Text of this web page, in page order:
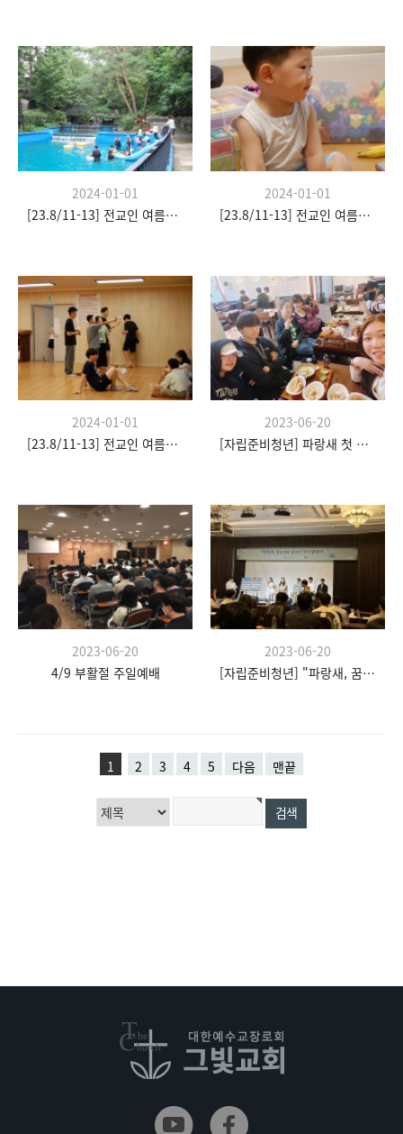
2024-01-01
[23.8/11-13] 전교인 여름수련회
2024-01-01
[23.8/11-13] 전교인 여름수련회
2024-01-01
[23.8/11-13] 전교인 여름수련회
2023-06-20
[자립준비청년] 파랑새 첫 모임
2023-06-20
4/9 부활절 주일예배
2023-06-20
[자립준비청년] "파랑새, 꿈을 향한 날갯짓" 발대식
1 2 3 4 5 다음 맨끝